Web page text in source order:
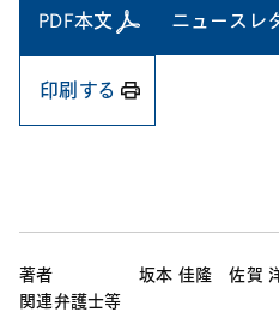
PDF本文 ニュースレ
印刷する
著者
関連弁護士等
坂本 佳隆 佐賀